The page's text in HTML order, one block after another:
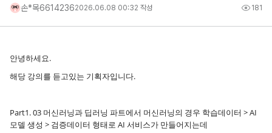
손*목66142362026.06.08 00:32 작성 181
안녕하세요.
해당 강의를 듣고있는 기획자입니다.
Part1. 03 머신러닝과 딥러닝 파트에서 머신러닝의 경우 학습데이터 > AI
모델 생성 > 검증데이터 형태로 AI 서비스가 만들어지는데